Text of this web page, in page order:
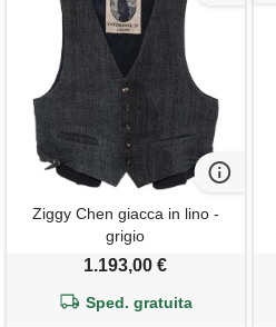
Ziggy Chen giacca in lino -
grigio
1.193,00 €
Sped. gratuita